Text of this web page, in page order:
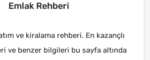
Emlak Rehberi
ve kiralama rehberi. En kazançlı
ve benzer bilgileri bu sayfa altında